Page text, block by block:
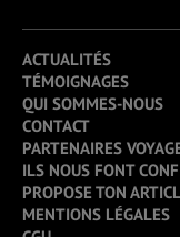
ACTUALITÉS
TÉMOIGNAGES
QUI SOMMES-NOUS
CONTACT
PARTENAIRES
ILS NOUS FONT
PROPOSE TON
MENTIONS LÉGALES